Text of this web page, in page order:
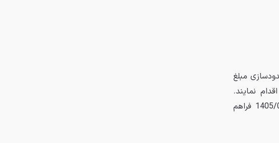
لغایت 1405/03/17 نسبت به مسدودسازی مبلغ
اقدام نمایند.
برای متقاضیان از تاریخ 1405/03/13 لغایت 1405/03/18 فراهم